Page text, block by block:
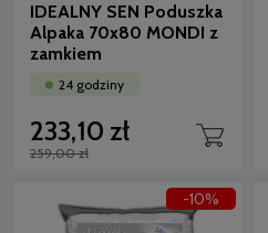
IDEALNY SEN Poduszka
Alpaka 70x80 MONDI z
zamkiem
24 godziny
233,10 zł
259,00 zł
-10%